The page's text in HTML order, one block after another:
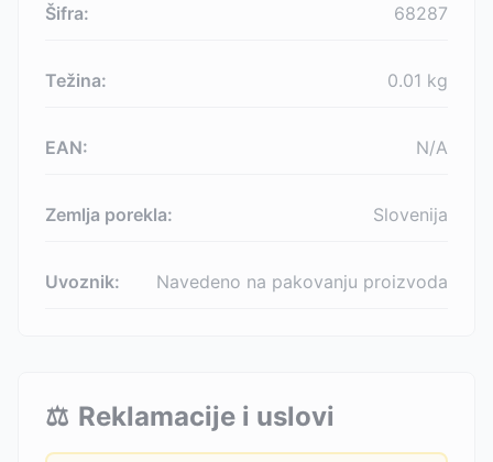
Šifra: 68287
Težina: 0.01 kg
EAN: N/A
Zemlja porekla: Slovenija
Uvoznik: Navedeno na pakovanju proizvoda
⚖️ Reklamacije i uslovi